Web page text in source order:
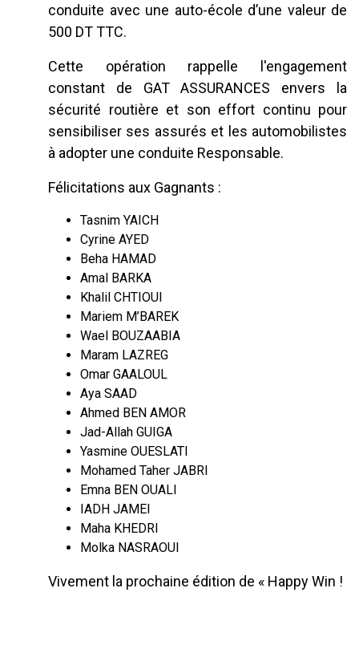
conduite avec une auto-école d’une valeur de
500 DT TTC.
Cette opération rappelle l'engagement
constant de GAT ASSURANCES envers la
sécurité routière et son effort continu pour
sensibiliser ses assurés et les automobilistes
à adopter une conduite Responsable.
Félicitations aux Gagnants :
Tasnim YAICH
Cyrine AYED
Beha HAMAD
Amal BARKA
Khalil CHTIOUI
Mariem M’BAREK
Wael BOUZAABIA
Maram LAZREG
Omar GAALOUL
Aya SAAD
Ahmed BEN AMOR
Jad-Allah GUIGA
Yasmine OUESLATI
Mohamed Taher JABRI
Emna BEN OUALI
IADH JAMEI
Maha KHEDRI
Molka NASRAOUI
Vivement la prochaine édition de « Happy Win !